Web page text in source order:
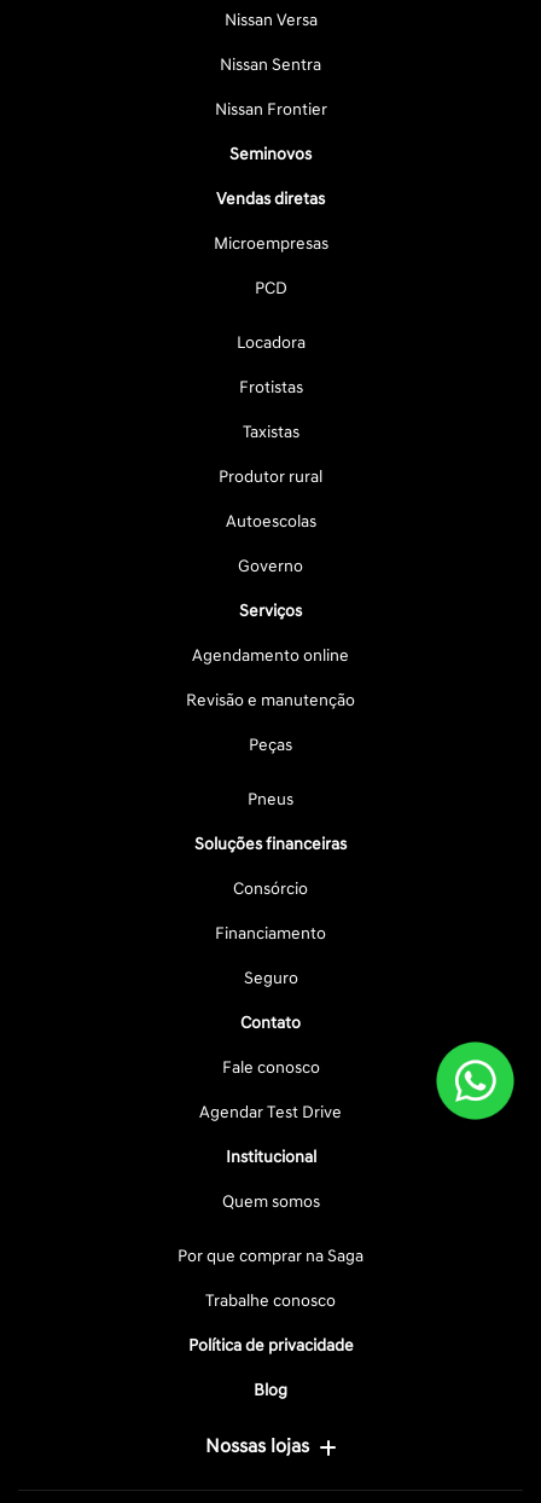
Nissan Versa
Nissan Sentra
Nissan Frontier
Seminovos
Vendas diretas
Microempresas
PCD
Locadora
Frotistas
Taxistas
Produtor rural
Autoescolas
Governo
Serviços
Agendamento online
Revisão e manutenção
Peças
Pneus
Soluções financeiras
Consórcio
Financiamento
Seguro
Contato
Fale conosco
Agendar Test Drive
Institucional
Quem somos
Por que comprar na Saga
Trabalhe conosco
Política de privacidade
Blog
Nossas lojas